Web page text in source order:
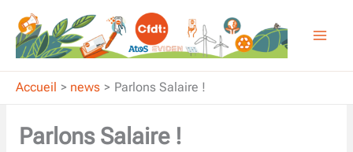
contenu
Accueil news Parlons Salaire !
Parlons Salaire !